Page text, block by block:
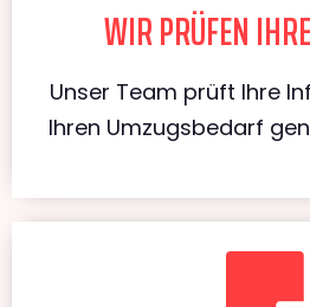
WIR PRÜFEN
Unser Team prüft Ihre
Ihren Umzugsbedarf